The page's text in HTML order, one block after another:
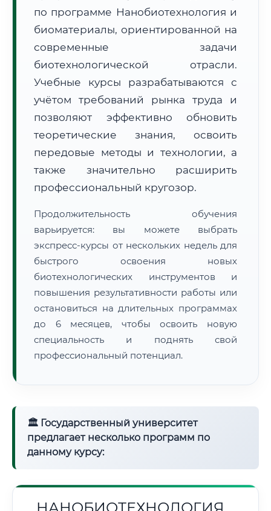
Расчет логистики оригиналов:
~2 815 км
• Экспресс-доставка СДЭК / Почтой:4–6 рабочих дней
📜 Документы и аккредитация ФИС ФРДО
🔍Нажмите на документ для увеличения и просмотра
по программе Нанобиотехнология и
биоматериалы, ориентированной на
современные задачи
биотехнологической отрасли.
Учебные курсы разрабатываются с
учётом требований рынка труда и
позволяют эффективно обновить
теоретические знания, освоить
передовые методы и технологии, а
также значительно расширить
профессиональный кругозор.
Продолжительность обучения
варьируется: вы можете выбрать
экспресс-курсы от нескольких недель для
быстрого освоения новых
биотехнологических инструментов и
повышения результативности работы или
остановиться на длительных программах
до 6 месяцев, чтобы освоить новую
специальность и поднять свой
профессиональный потенциал.
🏛 Государственный университет
предлагает несколько программ по
данному курсу: